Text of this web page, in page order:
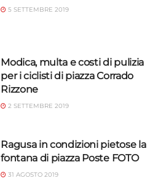
5 SETTEMBRE 2019
Modica, multa e costi di pulizia
per i ciclisti di piazza Corrado
Rizzone
2 SETTEMBRE 2019
Ragusa in condizioni pietose la
fontana di piazza Poste FOTO
31 AGOSTO 2019